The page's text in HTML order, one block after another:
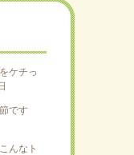
ケチっ
です
んなト